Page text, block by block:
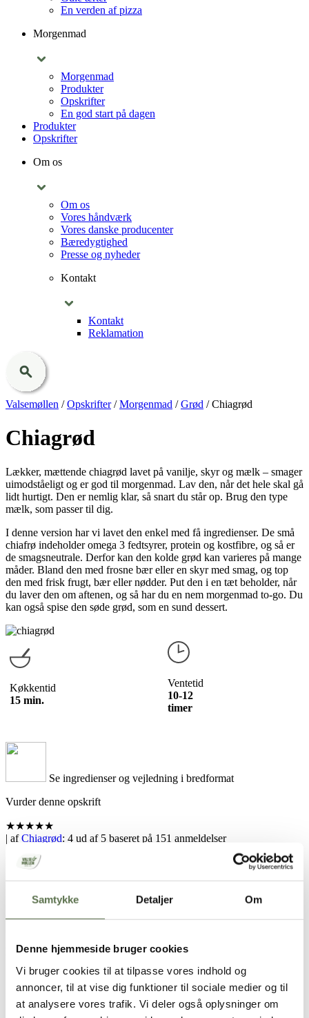
Samtykke Detaljer Om
Denne hjemmeside bruger cookies
Vi bruger cookies til at tilpasse vores indhold og
annoncer, til at vise dig funktioner til sociale medier og til
at analysere vores trafik. Vi deler også oplysninger om
En verden af pizza
Morgenmad
Morgenmad
Produkter
Opskrifter
En god start på dagen
Produkter
Opskrifter
Om os
Om os
Vores håndværk
Vores danske producenter
Bæredygtighed
Presse og nyheder
Kontakt
Kontakt
Reklamation
Valsemøllen /Opskrifter/Morgenmad /Grød /Chiagrød
Chiagrød
Lækker, mættende chiagrød lavet på vanilje, skyr og mælk – smager
uimodståeligt og er god til morgenmad. Lav den, når det hele skal gå
lidt hurtigt. Den er nemlig klar, så snart du står op. Brug den type
mælk, som passer til dig.
I denne version har vi lavet den enkel med få ingredienser. De små
chiafrø indeholder omega 3 fedtsyrer, protein og kostfibre, og så er
de smagsneutrale. Derfor kan den kolde grød kan varieres på mange
måder. Bland den med frosne bær eller en skyr med smag, og top
den med frisk frugt, bær eller nødder. Put den i en tæt beholder, når
du laver den om aftenen, og så har du en nem morgenmad to-go. Du
kan også spise den søde grød, som en sund dessert.
Køkkentid
15 min.
Ventetid
10-12
timer
Se ingredienser og vejledning i bredformat
Vurder denne opskrift
★★★★★
| afChiagrød: 4 ud af 5 baseret på 151 anmeldelser
Del med en ven
Din browser understøtter ikke denne funktion
Opskrift
2 portioner